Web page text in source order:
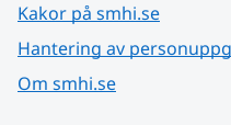
Kakor på smhi.se
Hantering av
Om smhi.se